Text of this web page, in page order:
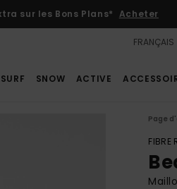
sur les Bons Plans* Acheter
FRANÇAIS
SURF SNOW ACTIVE
Page
FIBRE